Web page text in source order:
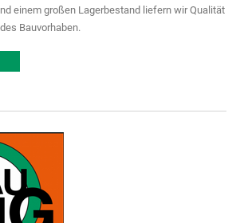
einem großen Lagerbestand liefern wir Qualität
Bauvorhaben.